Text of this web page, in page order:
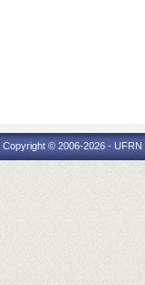
© 2006-2026 -